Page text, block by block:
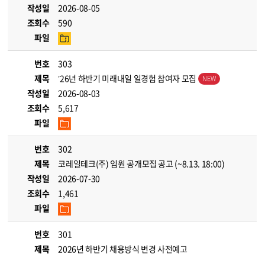
작성일
2026-08-05
조회수
590
파일
번호
303
제목
’26년 하반기 미래내일 일경험 참여자 모집
작성일
2026-08-03
조회수
5,617
파일
번호
302
제목
코레일테크(주) 임원 공개모집 공고 (~8.13. 18:00)
작성일
2026-07-30
조회수
1,461
파일
번호
301
제목
2026년 하반기 채용방식 변경 사전예고